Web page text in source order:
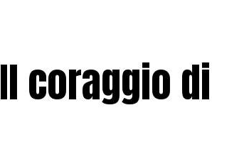
coraggio di